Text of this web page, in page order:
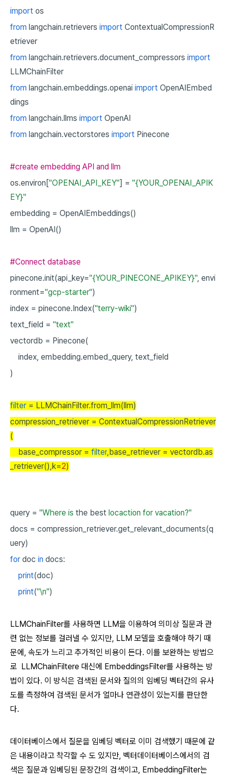
import os
from langchain.retrievers import ContextualCompressionR
etriever
from langchain.retrievers.document_compressors import
LLMChainFilter
from langchain.embeddings.openai import OpenAIEmbed
dings
from langchain.llms import OpenAI
from langchain.vectorstores import Pinecone
#create embedding API and llm
os.environ["OPENAI_API_KEY"] = "{YOUR_OPENAI_APIK
EY}"
embedding = OpenAIEmbeddings()
llm = OpenAI()
#Connect database
pinecone.init(api_key="{YOUR_PINECONE_APIKEY}", envi
ronment="gcp-starter")
index = pinecone.Index("terry-wiki")
text_field = "text"
vectordb = Pinecone(
index, embedding.embed_query, text_field
)
filter = LLMChainFilter.from_llm(llm)
compression_retriever = ContextualCompressionRetriever
(
base_compressor = filter,base_retriever = vectordb.as
_retriever(),k=2)
query = "Where is the best locaction for vacation?"
docs = compression_retriever.get_relevant_documents(q
uery)
for doc in docs:
print(doc)
print("\n")
LLMChainFilter를 사용하면 LLM을 이용하여 의미상 질문과 관
련 없는 정보를 걸러낼 수 있지만, LLM 모델을 호출해야 하기 때
문에, 속도가 느리고 추가적인 비용이 든다. 이를 보완하는 방법으
로 LLMChainFiltere 대신에 EmbeddingsFilter를 사용하는 방
법이 있다. 이 방식은 검색된 문서와 질의의 임베딩 벡터간의 유사
도를 측정하여 검색된 문서가 얼마나 연관성이 있는지를 판단한
다.
데이터베이스에서 질문을 임베딩 벡터로 이미 검색했기 때문에 같
은 내용이라고 착각할 수 도 있지만, 벡터데이터베이스에서의 검
색은 질문과 임베딩된 문장간의 검색이고, EmbeddingFilter는